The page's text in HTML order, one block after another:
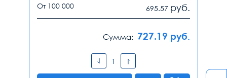
От 100 000 695.57 руб.
Сумма: 727.19 руб.